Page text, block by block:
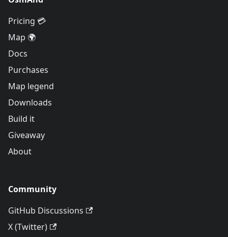
Pricing 💳
Map 🌍
Docs
Purchases
Map legend
Downloads
Build it
Giveaway
About
Community
GitHub Discussions
X (Twitter)